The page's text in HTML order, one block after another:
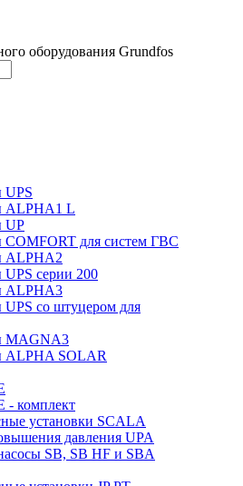
оборудования Grundfos
UPS
ALPHA1 L
UP
для систем ГВС
ALPHA2
серии 200
ALPHA3
со штуцером для
MAGNA3
ALPHA SOLAR
- комплект
установки SCALA
давления UPA
SB, SB HF и SBA